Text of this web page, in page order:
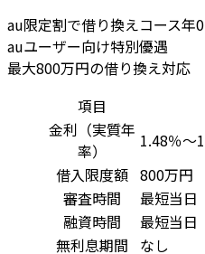
au限定割で借り換えコース年
auユーザー向け特別優遇
最大800万円の借り換え対応
項目
金利（実質年
率）
1.48％～
借入限度額 800万円
審査時間
最短当日
融資時間
最短当日
無利息期間
なし